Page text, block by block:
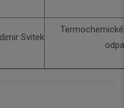
Svitek